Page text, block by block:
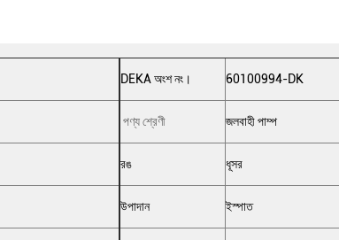
DEKA অংশ নং। 60100994-DK
পণ্য শ্রেণী জলবাহী পাম্প
রঙ ধূসর
উপাদান ইস্পাত